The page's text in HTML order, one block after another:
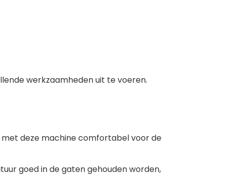
werkzaamheden uit te voeren.
deze machine comfortabel voor de
goed in de gaten gehouden worden,